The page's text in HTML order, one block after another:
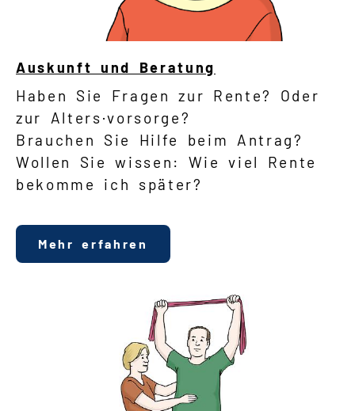
Auskunft und Beratung
Haben Sie Fragen zur Rente? Oder
zur Alters·vorsorge?
Brauchen Sie Hilfe beim Antrag?
Wollen Sie wissen: Wie viel Rente
bekomme ich später?
Mehr erfahren